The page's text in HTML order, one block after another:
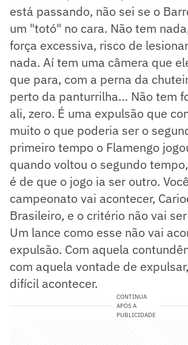
está passando, não sei se o
um "totó" no cara. Não tem
força excessiva, risco de
nada. Aí tem uma câmera que
que para, com a perna da
perto da panturrilha… Não tem
ali, zero. É uma expulsão que
muito o que poderia ser o
primeiro tempo o Flamengo
quando voltou o segundo
é de que o jogo ia ser outro.
campeonato vai acontecer,
Brasileiro, e o critério não vai
Um lance como esse não vai
expulsão. Com aquela
com aquela vontade de
difícil acontecer.
CONTINUA
APÓS A
PUBLICIDADE